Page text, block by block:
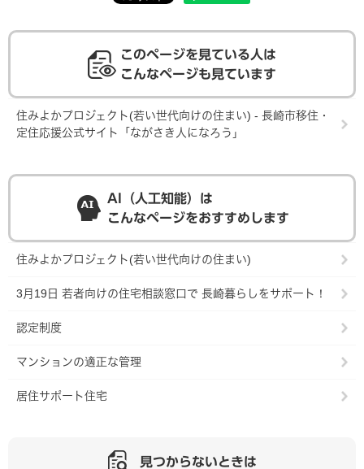
このページを見ている人は
こんなページも見ています
住みよかプロジェクト(若い世代向けの住まい) - 長崎市移住・
定住応援公式サイト「ながさき人になろう」
AI（人工知能）は
こんなページをおすすめします
住みよかプロジェクト(若い世代向けの住まい)
3月19日 若者向けの住宅相談窓口で 長崎暮らしをサポート！
認定制度
マンションの適正な管理
居住サポート住宅
見つからないときは